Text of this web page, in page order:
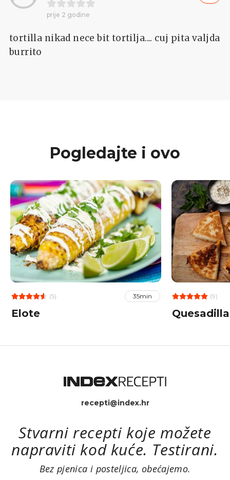
prije 2 godine
tortilla nikad nece bit tortilja.... cuj pita valjda
burrito
Pogledajte i ovo
(5) 35min
Elote
(9)
recepti@index.hr
Stvarni recepti koje možete
napraviti kod kuće. Testirani.
Bez pjenica i posteljica, obećajemo.